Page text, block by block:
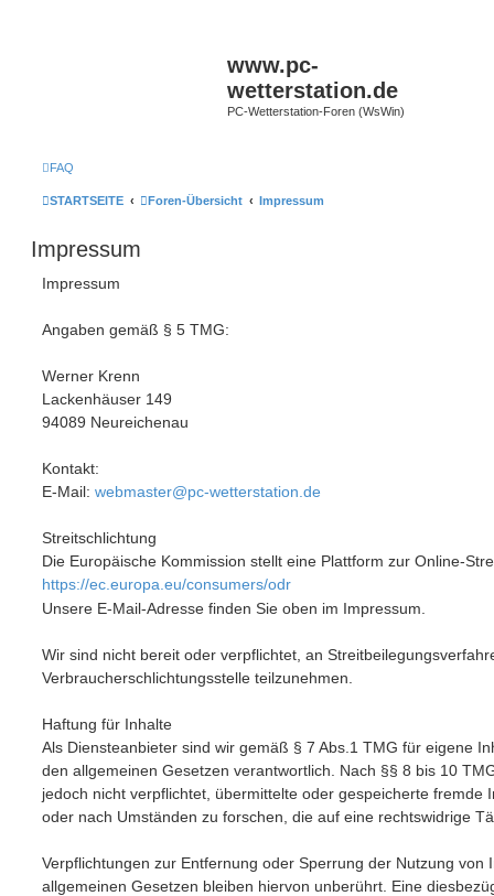
www.pc-
wetterstation.de
PC-Wetterstation-Foren (WsWin)
FAQ
STARTSEITE Foren-Übersicht Impressum
Impressum
Impressum
Angaben gemäß § 5 TMG:
Werner Krenn
Lackenhäuser 149
94089 Neureichenau
Kontakt:
E-Mail: webmaster@pc-wetterstation.de
Streitschlichtung
Die Europäische Kommission stellt eine Plattform zur Online-
https://ec.europa.eu/consumers/odr
Unsere E-Mail-Adresse finden Sie oben im Impressum.
Wir sind nicht bereit oder verpflichtet, an
Verbraucherschlichtungsstelle teilzunehmen.
Haftung für Inhalte
Als Diensteanbieter sind wir gemäß § 7 Abs.1 TMG für eigene
den allgemeinen Gesetzen verantwortlich. Nach §§ 8 bis 10
jedoch nicht verpflichtet, übermittelte oder gespeicherte fremde
oder nach Umständen zu forschen, die auf eine rechtswidrige
Verpflichtungen zur Entfernung oder Sperrung der Nutzung von
allgemeinen Gesetzen bleiben hiervon unberührt. Eine